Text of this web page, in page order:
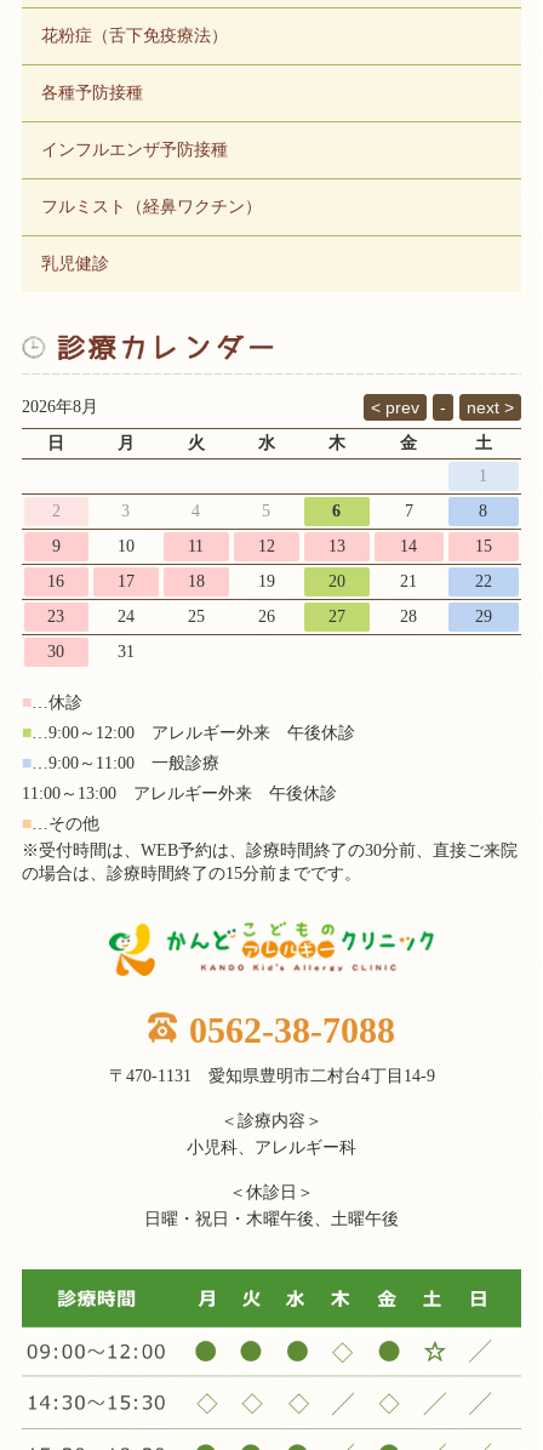
花粉症（舌下免疫療法）
各種予防接種
インフルエンザ予防接種
フルミスト（経鼻ワクチン）
乳児健診
2026年8月
日
月 火 水 木 金
土
1
2
3 4 5 6 7
8
9
10 11 12 13 14
15
16
17 18 19 20 21
22
23
24 25 26 27 28
29
30
31
■…休診
■…9:00～12:00 アレルギー外来 午後休診
■…9:00～11:00 一般診療
11:00～13:00 アレルギー外来 午後休診
■…その他
※受付時間は、WEB予約は、診療時間終了の30分前、直接ご来院
の場合は、診療時間終了の15分前までです。
0562-38-7088
〒470-1131 愛知県豊明市二村台4丁目14-9
＜診療内容＞
小児科、アレルギー科
＜休診日＞
日曜・祝日・木曜午後、土曜午後